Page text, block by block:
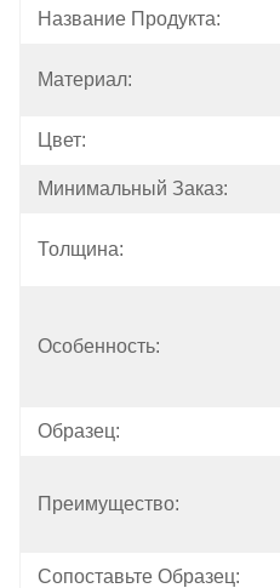
Название Продукта:
Материал:
Цвет:
Минимальный Заказ:
Толщина:
Особенность:
Образец:
Преимущество:
Сопоставьте Образец: